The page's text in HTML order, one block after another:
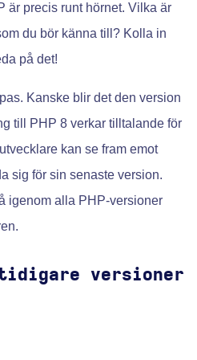
är precis runt hörnet. Vilka är
du bör känna till? Kolla in
på det!
Kanske blir det den version
till PHP 8 verkar tilltalande för
kan se fram emot
sig för sin senaste version.
igenom alla PHP-versioner
versioner